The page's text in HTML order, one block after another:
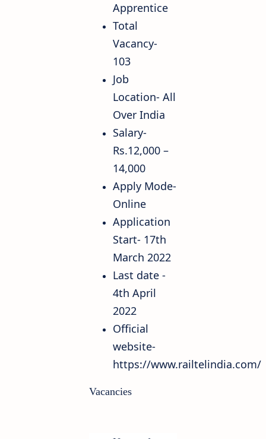
Apprentice
Total
Vacancy-
103
Job
Location- All
Over India
Salary-
Rs.12,000 –
14,000
Apply Mode-
Online
Application
Start- 17th
March 2022
Last date -
4th April
2022
Official
website-
https://www.railtelindia.com/
Vacancies